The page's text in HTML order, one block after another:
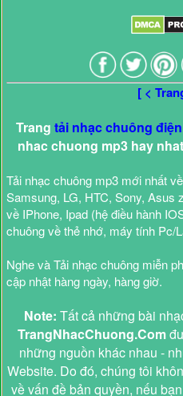
[ <
Trang tải nhạc chuông
nhac chuong mp3 hay
Tải nhạc chuông mp3 mới nhất
Samsung, LG, HTC, Sony, Asus
về IPhone, Ipad (hệ điều hành
chuông về thẻ nhớ, máy tính Pc/
Nghe và Tải nhạc chuông miễn
cập nhật hàng ngày, hàng giờ.
Note: Tất cả những bài
TrangNhacChuong.Com
những nguồn khác nhau -
Website. Do đó, chúng tôi
về vấn đề bản quyền, nếu